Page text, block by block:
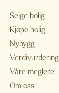
Selge bolig
Kjøpe bolig
Nybygg
Verdivurdering
Våre meglere
Om oss